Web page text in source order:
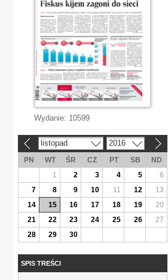
Wydanie: 10599
listopad 2016
PN WT ŚR CZ PT SB
ND
1
2 3 4 5
6
7
8 9 10 11 12
13
14
15 16 17 18 19
20
21
22 23 24 25 26
27
28
29 30
SPIS TREŚCI